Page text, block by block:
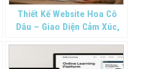
Thiết Kế Website Hoa Cô
Dâu – Giao Diện Cảm Xúc,